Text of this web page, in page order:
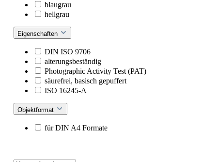
blaugrau
hellgrau
Eigenschaften
DIN ISO 9706
alterungsbeständig
Photographic Activity Test (PAT)
säurefrei, basisch gepuffert
ISO 16245-A
Objektformat
für DIN A4 Formate